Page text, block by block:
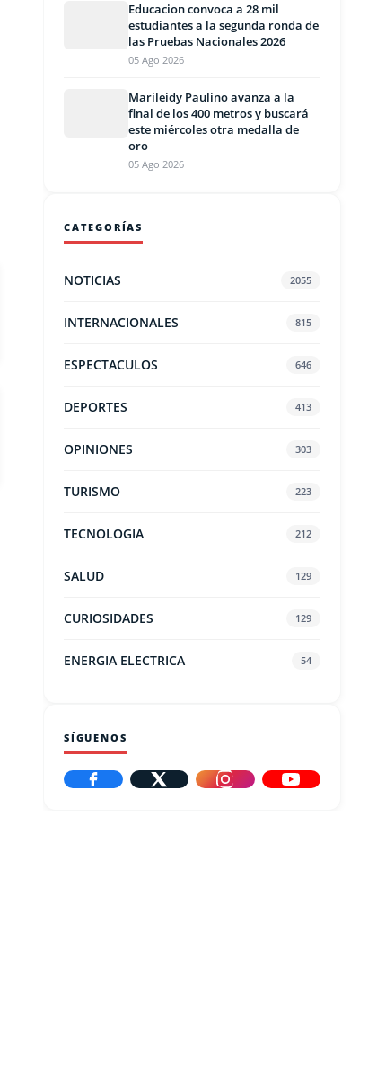
Educacion convoca a 28 mil
estudiantes a la segunda ronda de
las Pruebas Nacionales 2026
05 Ago 2026
Marileidy Paulino avanza a la
final de los 400 metros y buscará
este miércoles otra medalla de
oro
05 Ago 2026
CATEGORÍAS
NOTICIAS 2055
INTERNACIONALES 815
ESPECTACULOS 646
DEPORTES 413
OPINIONES 303
TURISMO 223
TECNOLOGIA 212
SALUD 129
CURIOSIDADES 129
ENERGIA ELECTRICA 54
SÍGUENOS